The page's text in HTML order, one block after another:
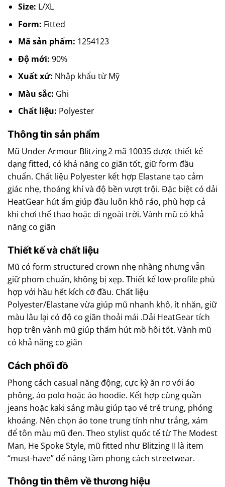
Size: L/XL
Form: Fitted
Mã sản phẩm: 1254123
Độ mới: 90%
Xuất xứ: Nhập khẩu từ Mỹ
Màu sắc: Ghi
Chất liệu: Polyester
Thông tin sản phẩm
Mũ Under Armour Blitzing 2 mã 10035 được thiết kế
dạng fitted, có khả năng co giãn tốt, giữ form đầu
chuẩn. Chất liệu Polyester kết hợp Elastane tạo cảm
giác nhẹ, thoáng khí và độ bền vượt trội. Đặc biệt có dải
HeatGear hút ẩm giúp đầu luôn khô ráo, phù hợp cả
khi chơi thể thao hoặc đi ngoài trời. Vành mũ có khả
năng co giãn
Thiết kế và chất liệu
Mũ có form structured crown nhẹ nhàng nhưng vẫn
giữ phom chuẩn, không bị xẹp. Thiết kế low-profile phù
hợp với hầu hết kích cỡ đầu. Chất liệu
Polyester/Elastane vừa giúp mũ nhanh khô, ít nhăn, giữ
màu lâu lại có độ co giãn thoải mái .Dải HeatGear tích
hợp trên vành mũ giúp thấm hút mồ hôi tốt. Vành mũ
có khả năng co giãn
Cách phối đồ
Phong cách casual năng động, cực kỳ ăn rơ với áo
phông, áo polo hoặc áo hoodie. Kết hợp cùng quần
jeans hoặc kaki sáng màu giúp tạo vẻ trẻ trung, phóng
khoáng. Nên chọn áo tone trung tính như trắng, xám
để tôn màu mũ đen. Theo stylist quốc tế từ The Modest
Man, He Spoke Style, mũ fitted như Blitzing II là item
“must-have” để nâng tầm phong cách streetwear.
Thông tin thêm về thương hiệu